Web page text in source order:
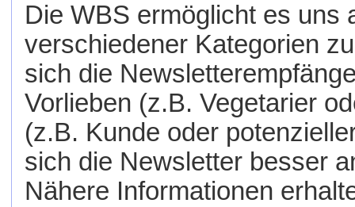
Die WBS ermöglicht es uns
verschiedener Kategorien
sich die
Vorlieben (z.B. Vegetarier
(z.B. Kunde oder
sich die Newsletter besser
Nähere Informationen